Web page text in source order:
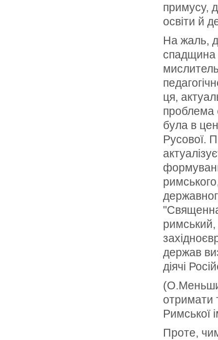
примусу,
освіти й
На жаль,
спадщина
ця,
проблема
була в
Русової.
римський,
держав
діячі
отримати
Римської
Проте,